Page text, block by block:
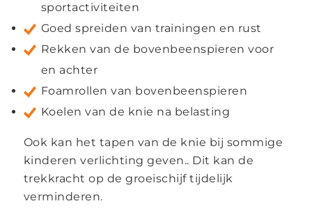
sportactiviteiten
Goed spreiden van trainingen en rust
Rekken van de bovenbeenspieren voor
en achter
Foamrollen van bovenbeenspieren
Koelen van de knie na belasting
Ook kan het tapen van de knie bij sommige
kinderen verlichting geven.. Dit kan de
trekkracht op de groeischijf tijdelijk
verminderen.